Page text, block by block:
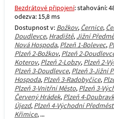
Bezdrátové připojení: stahování:
odezva: 15,8 ms
Dostupnost v: Božkov, Černice,
Doudlevce, Hradiště, Jižní
Nová Hospoda, Plzeň 1-Bolevec,
Plzeň 2-Božkov, Plzeň 2-
Koterov, Plzeň 2-Lobzy, Plzeň 2-
Plzeň 3-Doudlevce, Plzeň 3-Jižní
Hospoda, Plzeň 3-Radobyčice,
Plzeň 3-Vnitřní Město, Plzeň 3-
Červený Hrádek, Plzeň 4-
Újezd, Plzeň 4-Východní
Křimice, ...